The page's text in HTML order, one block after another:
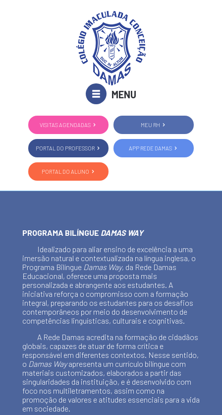
MENU
VISITAS AGENDADAS MEU RH
PORTAL DO PROFESSOR APP REDE DAMAS
PORTAL DO ALUNO
PROGRAMA BILÍNGUE DAMAS WAY
Idealizado para aliar ensino de excelência a uma
imersão natural e contextualizada na língua inglesa, o
Programa Bilíngue Damas Way, da Rede Damas
Educacional, oferece uma proposta mais
personalizada e abrangente aos estudantes. A
iniciativa reforça o compromisso com a formação
integral, preparando os estudantes para os desafios
contemporâneos por meio do desenvolvimento de
competências linguísticas, culturais e cognitivas.
A Rede Damas acredita na formação de cidadãos
globais, capazes de atuar de forma crítica e
responsável em diferentes contextos. Nesse sentido,
o Damas Wayapresenta um currículo bilíngue com
materiais customizados, elaborados a partir das
singularidades da instituição, e é desenvolvido com
foco nos multiletramentos, assim como na
promoção de valores e atitudes essenciais para a vida
em sociedade.